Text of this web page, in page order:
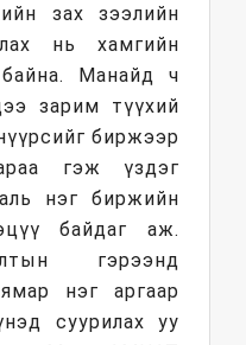
зах зээлийн
нь хамгийн
Манайд ч
зарим түүхий
биржээр
гэж үздэг
нэг биржийн
байдаг аж.
гэрээнд
нэг аргаар
суурилах уу